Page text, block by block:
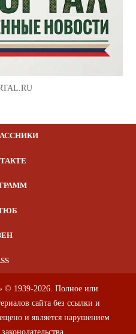
© 1939-2026. Полное или
сайта без ссылки и
и является нарушением